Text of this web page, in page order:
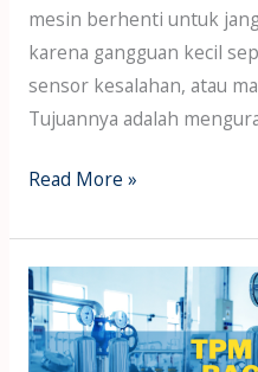
mesin berhenti untuk
karena gangguan kecil
sensor kesalahan, atau
Tujuannya adalah
Read More »
TPM
dan
OEE